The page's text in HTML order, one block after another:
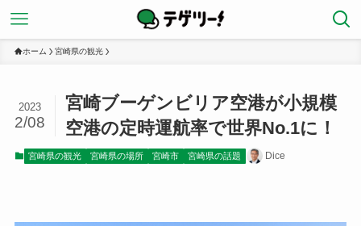
ホーム 宮崎県の観光
宮崎ブーゲンビリア空港が小規模
空港の定時運航率で世界No.1に！
2023
2/08
宮崎県の観光 宮崎県の場所 宮崎市 宮崎県の話題 Dice